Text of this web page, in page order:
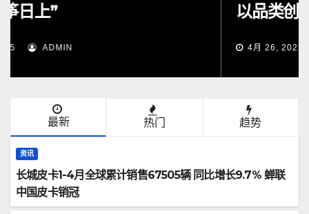
以品类创新推动皮卡市场扩容
4月 26, 2025
最新 热门 趋势
资讯
长城皮卡1-4月全球累计销售67505辆 同比增长9.7% 蝉联
中国皮卡销冠